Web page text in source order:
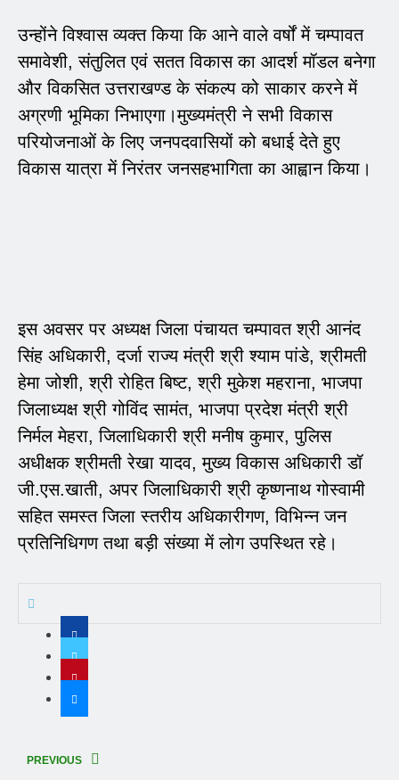
उन्होंने विश्वास व्यक्त किया कि आने वाले वर्षों में चम्पावत
समावेशी, संतुलित एवं सतत विकास का आदर्श मॉडल बनेगा
और विकसित उत्तराखण्ड के संकल्प को साकार करने में
अग्रणी भूमिका निभाएगा।मुख्यमंत्री ने सभी विकास
परियोजनाओं के लिए जनपदवासियों को बधाई देते हुए
विकास यात्रा में निरंतर जनसहभागिता का आह्वान किया।
इस अवसर पर अध्यक्ष जिला पंचायत चम्पावत श्री आनंद
सिंह अधिकारी, दर्जा राज्य मंत्री श्री श्याम पांडे, श्रीमती
हेमा जोशी, श्री रोहित बिष्ट, श्री मुकेश महराना, भाजपा
जिलाध्यक्ष श्री गोविंद सामंत, भाजपा प्रदेश मंत्री श्री
निर्मल मेहरा, जिलाधिकारी श्री मनीष कुमार, पुलिस
अधीक्षक श्रीमती रेखा यादव, मुख्य विकास अधिकारी डॉ
जी.एस.खाती, अपर जिलाधिकारी श्री कृष्णनाथ गोस्वामी
सहित समस्त जिला स्तरीय अधिकारीगण, विभिन्न जन
प्रतिनिधिगण तथा बड़ी संख्या में लोग उपस्थित रहे।
PREVIOUS